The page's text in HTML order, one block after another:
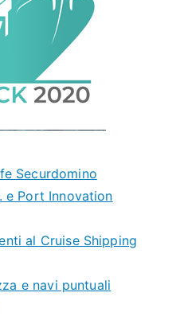
Securdomino
e Port Innovation
al Cruise Shipping
e navi puntuali